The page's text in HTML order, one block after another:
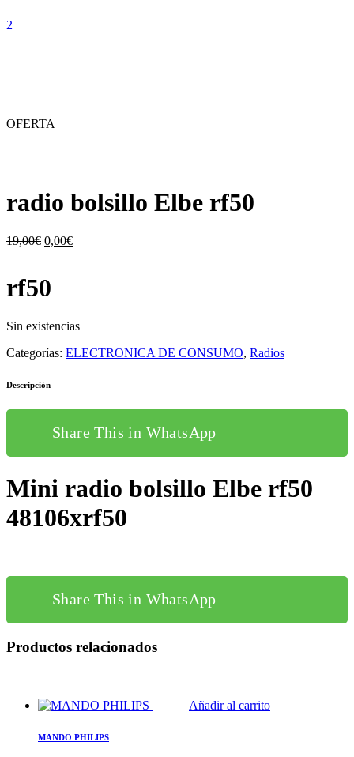
OFERTA
radio bolsillo Elbe rf50
19,00€ El
era:
19,00€.
0,00€El
rf50
Sin existencias
Categorías: ELECTRONICA DE CONSUMO, Radios
Descripción
Share This in WhatsApp
Mini radio bolsillo Elbe rf50
48106xrf50
Share This in WhatsApp
Productos relacionados
Añadir al carrito
MANDO PHILIPS